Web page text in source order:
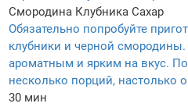
Смородина Клубника Сахар
Обязательно попробуйте
клубники и черной
ароматным и ярким на вкус.
несколько порций, настолько
30 мин